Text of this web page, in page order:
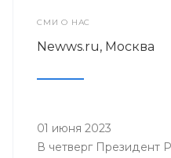
СМИ О НАС
Newws.ru, Москва
01 июня 2023
В четверг Президент